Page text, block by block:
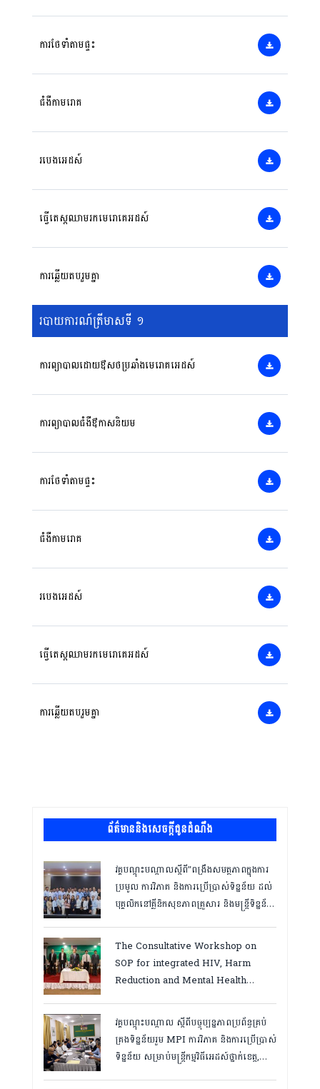
ការថែទាំតាមផ្ទះ
ជំងឺកាមរោគ
របេងអេដស៍
ធ្វើតេស្តឈាមរកមេរោគេអដស៍
ការឆ្លើយតបរួមគ្នា
របាយការណ៍ត្រីមាសទី ១
ការព្យាបាលដោយឳសថប្រឆាំងមេរោគអេដស៍
ការព្យាបាលជំងឺឳកាសនិយម
ការថែទាំតាមផ្ទះ
ជំងឺកាមរោគ
របេងអេដស៍
ធ្វើតេស្តឈាមរកមេរោគេអដស៍
ការឆ្លើយតបរួមគ្នា
ព័ត៌មាននិងសេចក្តីជូនដំណឹង
វគ្គបណ្ដុះបណ្ដាលស្តីពី”ពង្រឹងសមត្ថភាពក្នុងការ
ប្រមូល ការវិភាគ និងការប្រើប្រាស់ទិន្នន័យ ដល់
បុគ្គលិកនៅគ្លីនិកសុខភាពគ្រួសារ និងមន្ត្រីទិន្នន័យ
ឆ្នាំ២០២៦
The Consultative Workshop on
SOP for integrated HIV, Harm
Reduction and Mental Health
វគ្គបណ្ដុះបណ្តាល ស្តីពីបច្ចុប្បន្នភាពប្រព័ន្ធគ្រប់
គ្រងទិន្នន័យរួម MPI ការវិភាគ និងការប្រើប្រាស់
ទិន្នន័យ សម្រាប់មន្រ្តីកម្មវិធីអេដស៍ថ្នាក់ខេត្ត,